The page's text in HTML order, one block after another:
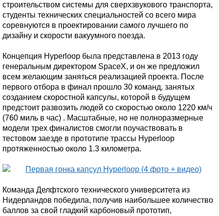
строительством системы для сверхзвукового транспорта,
студенты технических специальностей со всего мира
соревнуются в проектировании самого лучшего по
дизайну и скорости вакуумного поезда.
Концепция Hyperloop была представлена в 2013 году
генеральным директором SpaceX, и он же предложил
всем желающим заняться реализацией проекта. После
первого отбора в финал прошло 30 команд, занятых
созданием скоростной капсулы, которой в будущем
предстоит развозить людей со скоростью около 1220 км/ч
(760 миль в час) . Масштабные, но не полноразмерные
модели трех финалистов смогли поучаствовать в
тестовом заезде в прототипе трассы Hyperloop
протяженностью около 1.3 километра.
Команда Делфтского технического университета из
Нидерландов победила, получив наибольшее количество
баллов за свой гладкий карбоновый прототип,